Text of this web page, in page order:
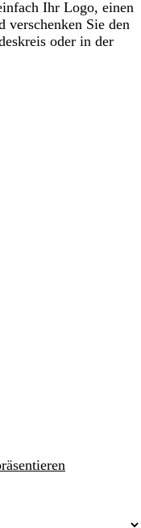
Ihr Logo, einen
verschenken Sie den
oder in der